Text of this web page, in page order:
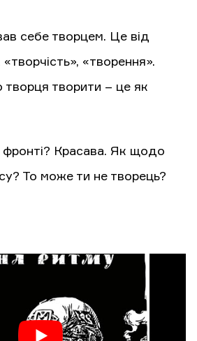
себе творцем. Це від
«творення».
творити – це як
Красава. Як щодо
То може ти не творець?